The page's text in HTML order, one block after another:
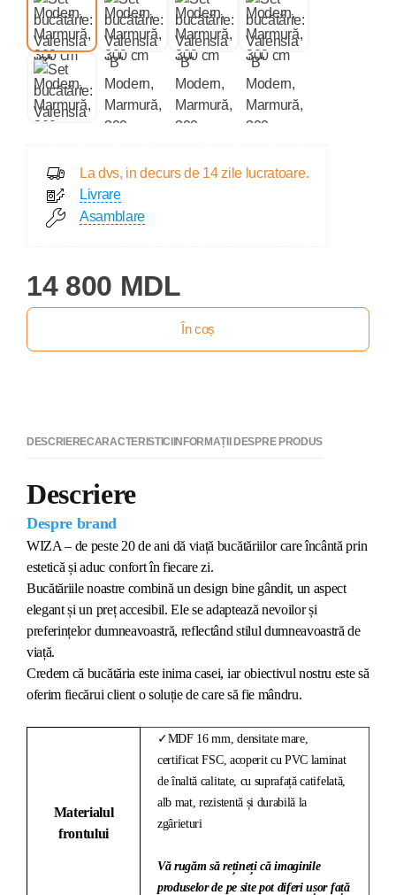
La dvs, in decurs de 14 zile lucratoare.
Livrare
Asamblare
14 800 MDL
În coș
DESCRIERECARACTERISTICIINFORMAȚII DESPRE PRODUS
Descriere
Despre brand
WIZA – de peste 20 de ani dă viață bucătăriilor care încântă prin
estetică și aduc confort în fiecare zi.
Bucătăriile noastre combină un design bine gândit, un aspect
elegant și un preț accesibil. Ele se adaptează nevoilor și
preferințelor dumneavoastră, reflectând stilul dumneavoastră de
viață.
Credem că bucătăria este inima casei, iar obiectivul nostru este să
oferim fiecărui client o soluție de care să fie mândru.
Materialul
frontului
✓MDF 16 mm, densitate mare,
certificat FSC, acoperit cu PVC laminat
de înaltă calitate, cu suprafață catifelată,
alb mat, rezistentă și durabilă la
zgârieturi
Vă rugăm să rețineți că imaginile
produselor de pe site pot diferi ușor față